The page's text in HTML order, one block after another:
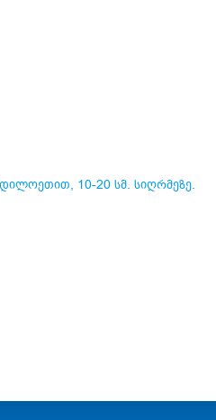
10-20 სმ. სიღრმეზე.